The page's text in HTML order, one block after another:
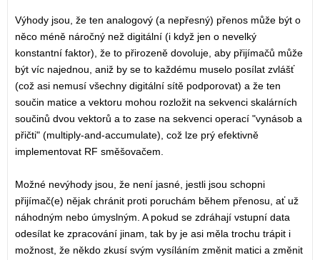
Výhody jsou, že ten analogový (a nepřesný) přenos může být o
něco méně náročný než digitální (i když jen o nevelký
konstantní faktor), že to přirozeně dovoluje, aby přijímačů může
být víc najednou, aniž by se to každému muselo posílat zvlášť
(což asi nemusí všechny digitální sítě podporovat) a že ten
součin matice a vektoru mohou rozložit na sekvenci skalárních
součinů dvou vektorů a to zase na sekvenci operací "vynásob a
přičti" (multiply-and-accumulate), což lze prý efektivně
implementovat RF směšovačem.
Možné nevýhody jsou, že není jasné, jestli jsou schopni
přijímač(e) nějak chránit proti poruchám během přenosu, ať už
náhodným nebo úmyslným. A pokud se zdráhají vstupní data
odesílat ke zpracování jinam, tak by je asi měla trochu trápit i
možnost, že někdo zkusí svým vysíláním změnit matici a změnit